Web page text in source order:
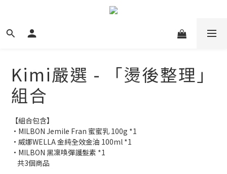
Kimi嚴選 - 「燙後整理」
組合
【組合包含】
•MILBON Jemile Fran 蜜蜜乳 100g *1
•威娜WELLA 金純全效金油 100ml *1
•MILBON 黑凜喚彈護髮素 *1
    共3個商品